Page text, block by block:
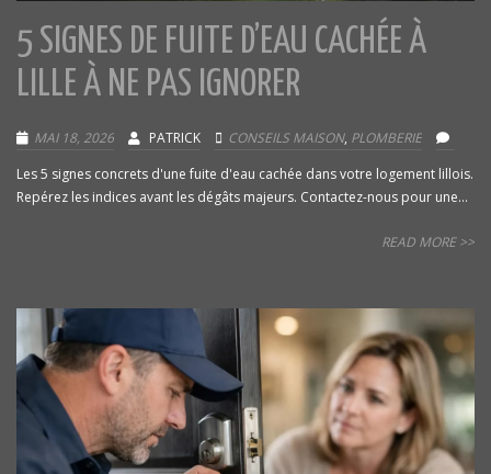
5 SIGNES DE FUITE D’EAU CACHÉE À
LILLE À NE PAS IGNORER
MAI 18, 2026 PATRICK CONSEILS MAISON, PLOMBERIE
Les 5 signes concrets d'une fuite d'eau cachée dans votre logement lillois.
Repérez les indices avant les dégâts majeurs. Contactez-nous pour une...
READ MORE >>